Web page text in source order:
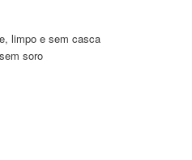
limpo e sem casca
soro